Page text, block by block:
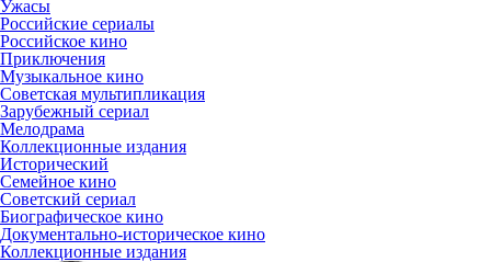
Ужасы
Российские сериалы
Российское кино
Приключения
Музыкальное кино
Советская мультипликация
Зарубежный сериал
Мелодрама
Коллекционные издания
Исторический
Семейное кино
Советский сериал
Биографическое кино
Документально-историческое кино
Коллекционные издания